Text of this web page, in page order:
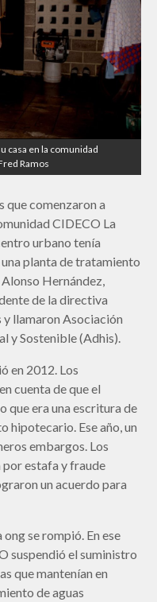
casa en la comunidad
Ramos
que comenzaron a
CIDECO La
urbano tenía
planta de tratamiento
Hernández,
de la directiva
llamaron Asociación
y Sostenible (Adhis).
en 2012. Los
cuenta de que el
que era una escritura de
hipotecario. Ese año, un
embargos. Los
por estafa y fraude
un acuerdo para
se rompió. En ese
suspendió el suministro
que mantenían en
de aguas